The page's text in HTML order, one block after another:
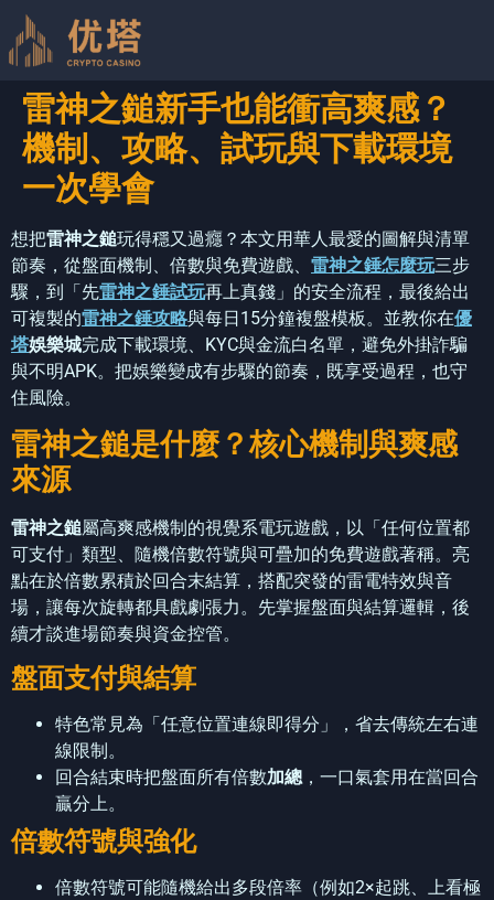
雷神之鎚新手也能衝高爽感？
機制、攻略、試玩與下載環境
一次學會
想把雷神之鎚玩得穩又過癮？本文用華人最愛的圖解與清單
節奏，從盤面機制、倍數與免費遊戲、 雷神之錘怎麼玩三步
驟，到「先雷神之錘試玩再上真錢」的安全流程，最後給出
可複製的雷神之錘攻略與每日15分鐘複盤模板。並教你在優
塔娛樂城完成下載環境、KYC與金流白名單，避免外掛詐騙
與不明APK。把娛樂變成有步驟的節奏，既享受過程，也守
住風險。
雷神之鎚是什麼？核心機制與爽感
來源
雷神之鎚屬高爽感機制的視覺系電玩遊戲，以「任何位置都
可支付」類型、隨機倍數符號與可疊加的免費遊戲著稱。亮
點在於倍數累積於回合末結算，搭配突發的雷電特效與音
場，讓每次旋轉都具戲劇張力。先掌握盤面與結算邏輯，後
續才談進場節奏與資金控管。
盤面支付與結算
特色常見為「任意位置連線即得分」，省去傳統左右連
線限制。
回合結束時把盤面所有倍數加總，一口氣套用在當回合
贏分上。
倍數符號與強化
倍數符號可能隨機給出多段倍率（例如2×起跳、上看極